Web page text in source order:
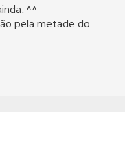
^^
pela metade do